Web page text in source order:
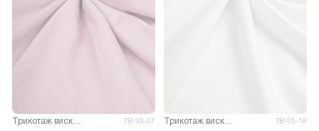
ТВ-35-27 ТВ-35-18